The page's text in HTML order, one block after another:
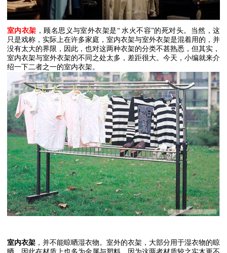
室内衣架 ，顾名思义与室外衣架是“ 水火不容”的死对头。当然，这
只是戏称，实际上在许多家庭，室内衣架与室外衣架是混着用的，并
没有太大的界限，因此，也对这两种衣架的分类不甚熟悉，但其实，
室内衣架与室外衣架的不同之处太多，差距很大。今天，小编就来介
绍一下二者之一的室内衣架。
室内衣架 ，并不能晾晒湿衣物。室外的衣架，大部分用于湿衣物的晾